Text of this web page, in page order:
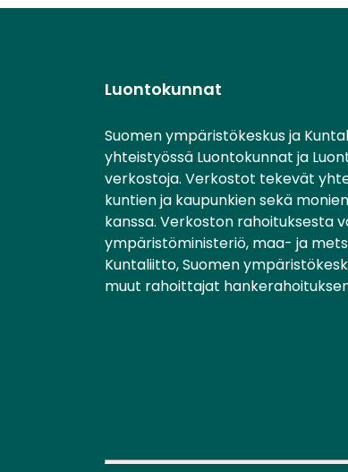
Luontokunnat
Suomen ympäristökeskus ja
yhteistyössä Luontokunnat ja
verkostoja. Verkostot tekevät
kuntien ja kaupunkien sekä
kanssa. Verkoston rahoituksesta
ympäristöministeriö, maa- ja
Kuntaliitto, Suomen
muut rahoittajat